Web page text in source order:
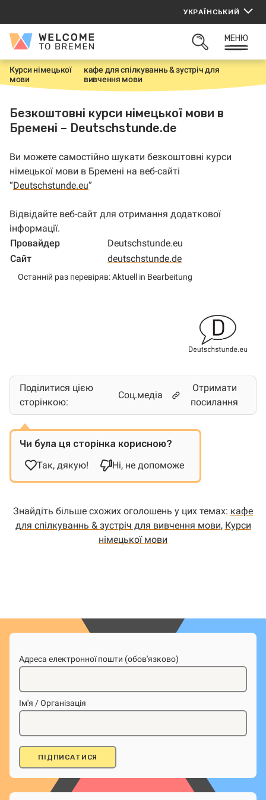
вмісту
УКРАЇНСЬКИЙ
Welcome
Bremen
ВІДКРИТИ
МЕНЮ
H
o
e
Курси німецької
мови
кафе для спілкуваннь & зустріч для
вивчення мови
Безкоштовні курси німецької мови в
Бремені – Deutschstunde.de
Ви можете самостійно шукати безкоштовні курси
німецької мови в Бремені на веб-сайті
“Deutschstunde.eu”
Відвідайте веб-сайт для отримання додаткової
інформації.
Провайдер
Deutschstunde.eu
Сайт
deutschstunde.de
Останній раз перевіряв: Aktuell in Bearbeitung
Поділитися цією
сторінкою:
Соц.медіа
Отримати
посилання
Чи була ця сторінка корисною?
Так, дякую!
Ні, не допоможе
Знайдіть більше схожих оголошень у цих темах: кафе
для спілкуваннь & зустріч для вивчення мови, Курси
німецької мови
Адреса електронної пошти (обов'язково)
Ім'я / Організація